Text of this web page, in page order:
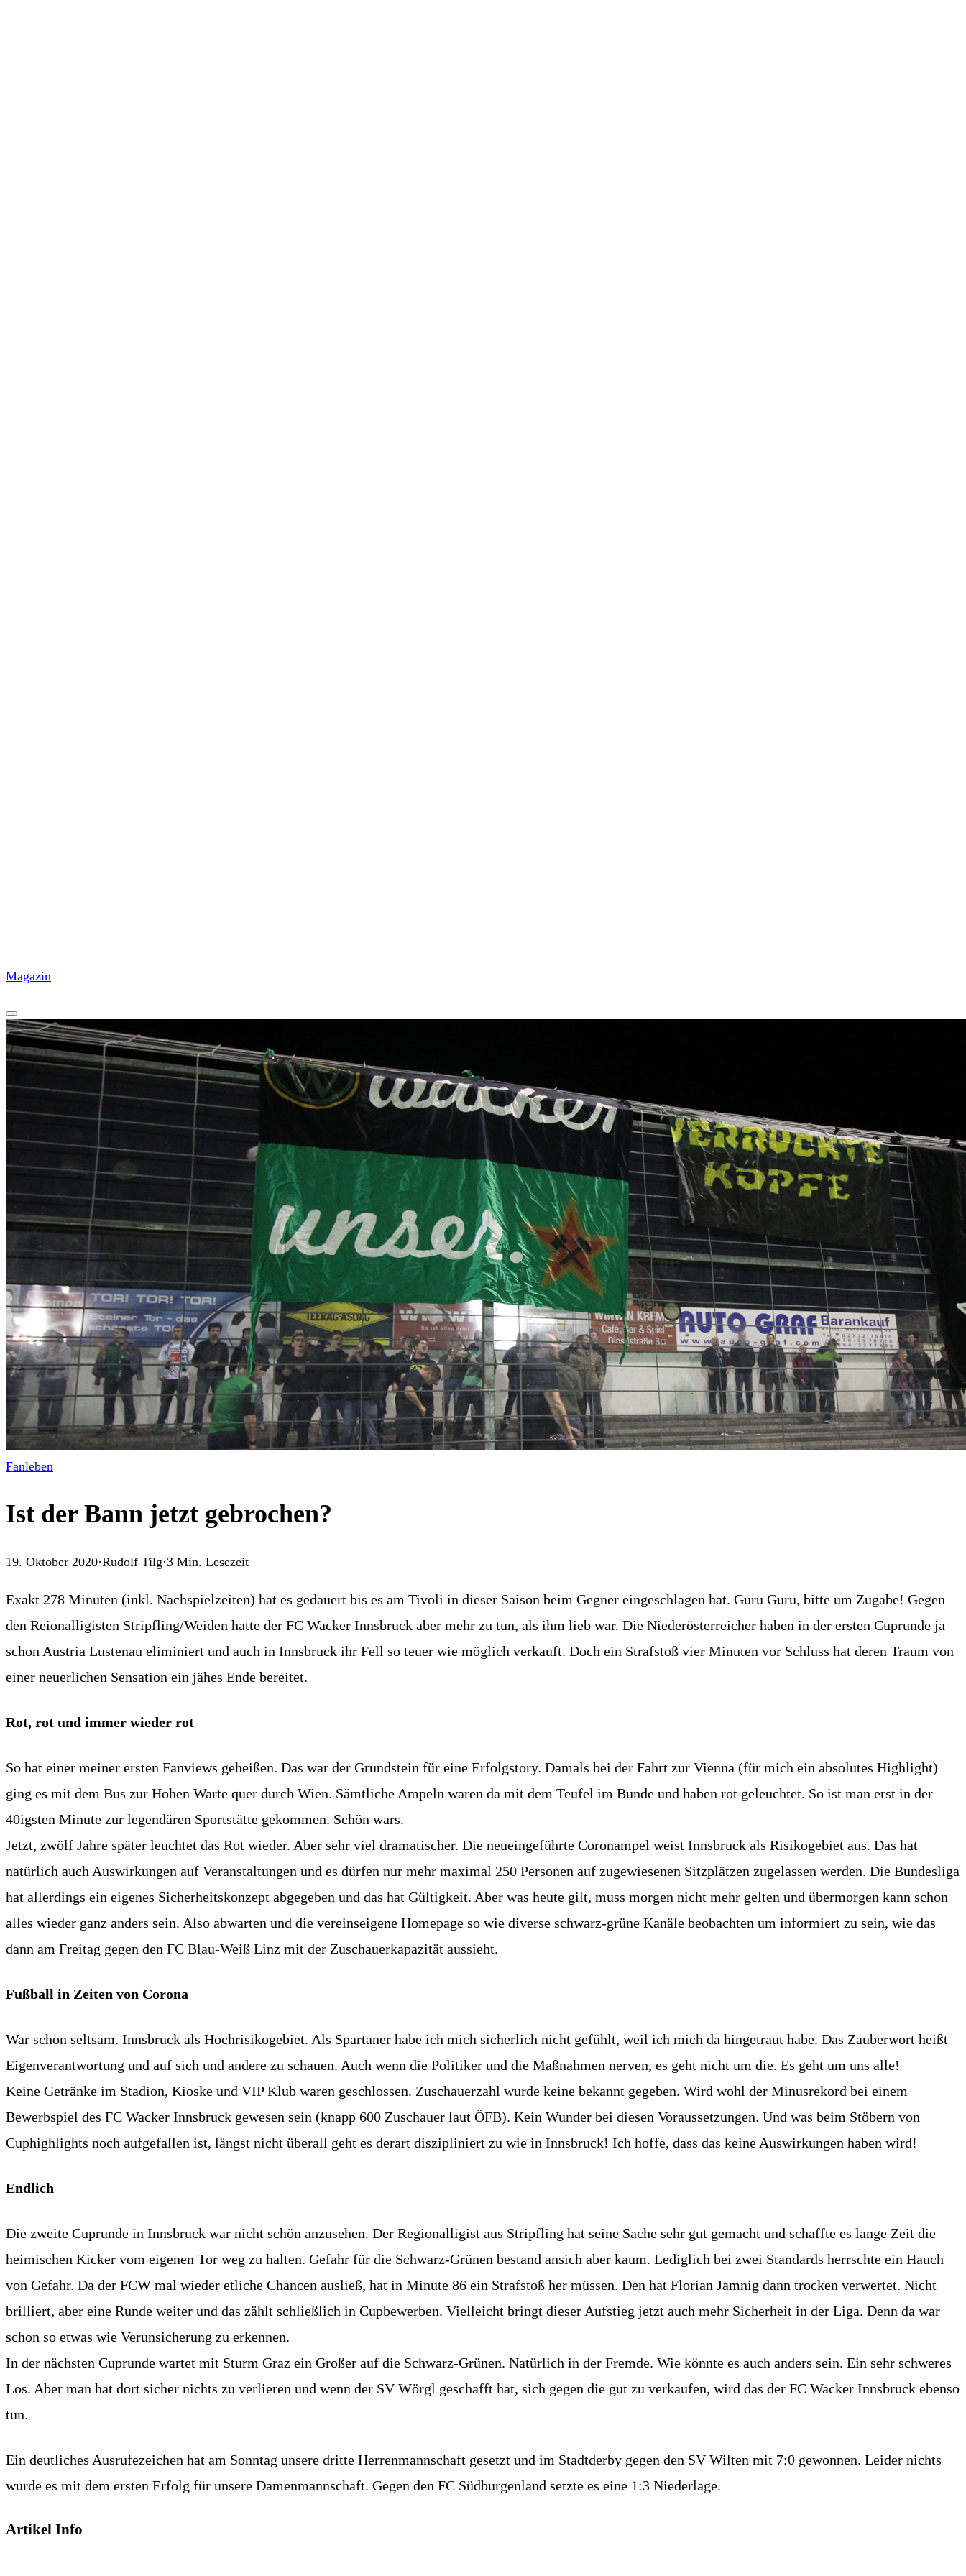
Magazin
Fanleben
Ist der Bann jetzt gebrochen?
19. Oktober 2020·Rudolf Tilg·3 Min. Lesezeit
Exakt 278 Minuten (inkl. Nachspielzeiten) hat es gedauert bis es am Tivoli in dieser Saison beim Gegner eingeschlagen hat. Guru Guru, bitte um Zugabe! Gegen
den Reionalligisten Stripfling/Weiden hatte der FC Wacker Innsbruck aber mehr zu tun, als ihm lieb war. Die Niederösterreicher haben in der ersten Cuprunde ja
schon Austria Lustenau eliminiert und auch in Innsbruck ihr Fell so teuer wie möglich verkauft. Doch ein Strafstoß vier Minuten vor Schluss hat deren Traum von
einer neuerlichen Sensation ein jähes Ende bereitet.
Rot, rot und immer wieder rot
So hat einer meiner ersten Fanviews geheißen. Das war der Grundstein für eine Erfolgstory. Damals bei der Fahrt zur Vienna (für mich ein absolutes Highlight)
ging es mit dem Bus zur Hohen Warte quer durch Wien. Sämtliche Ampeln waren da mit dem Teufel im Bunde und haben rot geleuchtet. So ist man erst in der
40igsten Minute zur legendären Sportstätte gekommen. Schön wars.
Jetzt, zwölf Jahre später leuchtet das Rot wieder. Aber sehr viel dramatischer. Die neueingeführte Coronampel weist Innsbruck als Risikogebiet aus. Das hat
natürlich auch Auswirkungen auf Veranstaltungen und es dürfen nur mehr maximal 250 Personen auf zugewiesenen Sitzplätzen zugelassen werden. Die Bundesliga
hat allerdings ein eigenes Sicherheitskonzept abgegeben und das hat Gültigkeit. Aber was heute gilt, muss morgen nicht mehr gelten und übermorgen kann schon
alles wieder ganz anders sein. Also abwarten und die vereinseigene Homepage so wie diverse schwarz-grüne Kanäle beobachten um informiert zu sein, wie das
dann am Freitag gegen den FC Blau-Weiß Linz mit der Zuschauerkapazität aussieht.
Fußball in Zeiten von Corona
War schon seltsam. Innsbruck als Hochrisikogebiet. Als Spartaner habe ich mich sicherlich nicht gefühlt, weil ich mich da hingetraut habe. Das Zauberwort heißt
Eigenverantwortung und auf sich und andere zu schauen. Auch wenn die Politiker und die Maßnahmen nerven, es geht nicht um die. Es geht um uns alle!
Keine Getränke im Stadion, Kioske und VIP Klub waren geschlossen. Zuschauerzahl wurde keine bekannt gegeben. Wird wohl der Minusrekord bei einem
Bewerbspiel des FC Wacker Innsbruck gewesen sein (knapp 600 Zuschauer laut ÖFB). Kein Wunder bei diesen Voraussetzungen. Und was beim Stöbern von
Cuphighlights noch aufgefallen ist, längst nicht überall geht es derart diszipliniert zu wie in Innsbruck! Ich hoffe, dass das keine Auswirkungen haben wird!
Endlich
Die zweite Cuprunde in Innsbruck war nicht schön anzusehen. Der Regionalligist aus Stripfling hat seine Sache sehr gut gemacht und schaffte es lange Zeit die
heimischen Kicker vom eigenen Tor weg zu halten. Gefahr für die Schwarz-Grünen bestand ansich aber kaum. Lediglich bei zwei Standards herrschte ein Hauch
von Gefahr. Da der FCW mal wieder etliche Chancen ausließ, hat in Minute 86 ein Strafstoß her müssen. Den hat Florian Jamnig dann trocken verwertet. Nicht
brilliert, aber eine Runde weiter und das zählt schließlich in Cupbewerben. Vielleicht bringt dieser Aufstieg jetzt auch mehr Sicherheit in der Liga. Denn da war
schon so etwas wie Verunsicherung zu erkennen.
In der nächsten Cuprunde wartet mit Sturm Graz ein Großer auf die Schwarz-Grünen. Natürlich in der Fremde. Wie könnte es auch anders sein. Ein sehr schweres
Los. Aber man hat dort sicher nichts zu verlieren und wenn der SV Wörgl geschafft hat, sich gegen die gut zu verkaufen, wird das der FC Wacker Innsbruck ebenso
tun.
Ein deutliches Ausrufezeichen hat am Sonntag unsere dritte Herrenmannschaft gesetzt und im Stadtderby gegen den SV Wilten mit 7:0 gewonnen. Leider nichts
wurde es mit dem ersten Erfolg für unsere Damenmannschaft. Gegen den FC Südburgenland setzte es eine 1:3 Niederlage.
Artikel Info